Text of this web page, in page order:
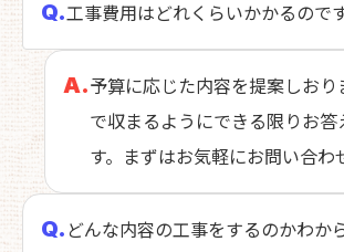
Q.工事費用はどれくらいかかるので
A.予算に応じた内容を提案しおり
で収まるようにできる限りお答
す。まずはお気軽にお問い合わ
Q. どんな内容の工事をするのかわか